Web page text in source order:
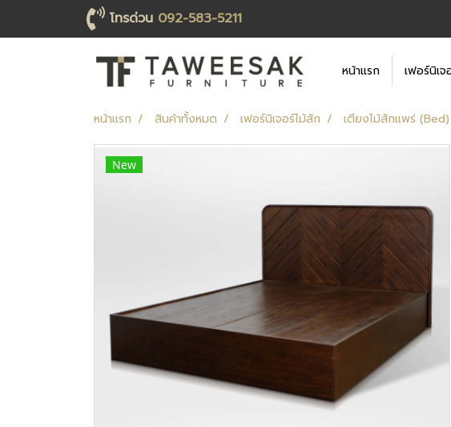
โทรด่วน 092-583-5211
หน้าแรก เฟอร์นิเ
หน้าแรก สินค้าทั้งหมด เฟอร์นิเจอร์ไม้สัก เตียงไม้สักแพร่ (Bed)
New